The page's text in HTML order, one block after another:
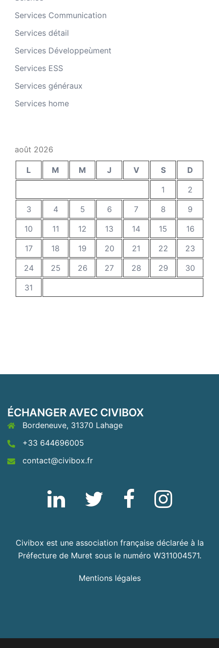
Services Communication
Services détail
Services Développeùment
Services ESS
Services généraux
Services home
août 2026
L M M J V S
D
1
2
3
4 5 6 7 8
9
10
11 12 13 14 15
16
17
18 19 20 21 22
23
24
25 26 27 28 29
30
31
ÉCHANGER AVEC CIVIBOX
Bordeneuve, 31370 Lahage
+33 644696005
contact@civibox.fr
Linkedin Twitter Fb Instagram
Civibox est une association française déclarée à la
Préfecture de Muret sous le numéro W311004571.
Mentions légales